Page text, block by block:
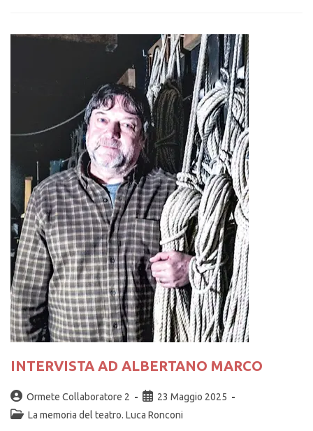
INTERVISTA AD ALBERTANO MARCO
Ormete Collaboratore 2
23 Maggio 2025
La memoria del teatro. Luca Ronconi